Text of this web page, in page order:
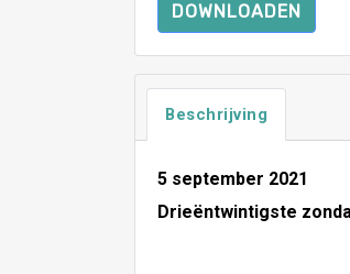
DOWNLOADEN
Beschrijving
5 september 2021
Drieëntwintigste